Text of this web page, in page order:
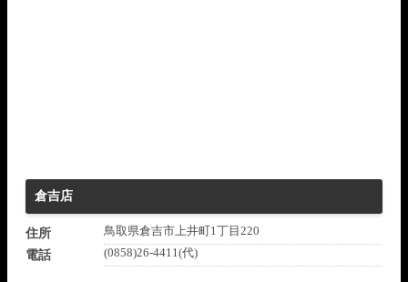
倉吉店
住所
鳥取県倉吉市上井町1丁目220
電話
(0858)26-4411(代)